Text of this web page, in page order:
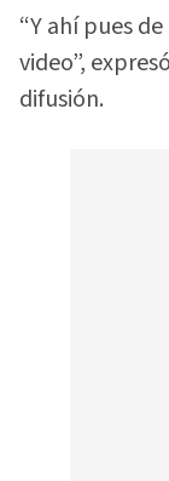
“Y ahí pues
video”,
difusión.